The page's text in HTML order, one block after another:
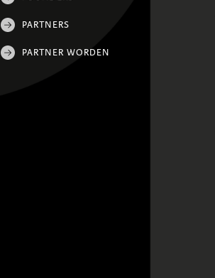
PARTNERS
PARTNER WORDEN